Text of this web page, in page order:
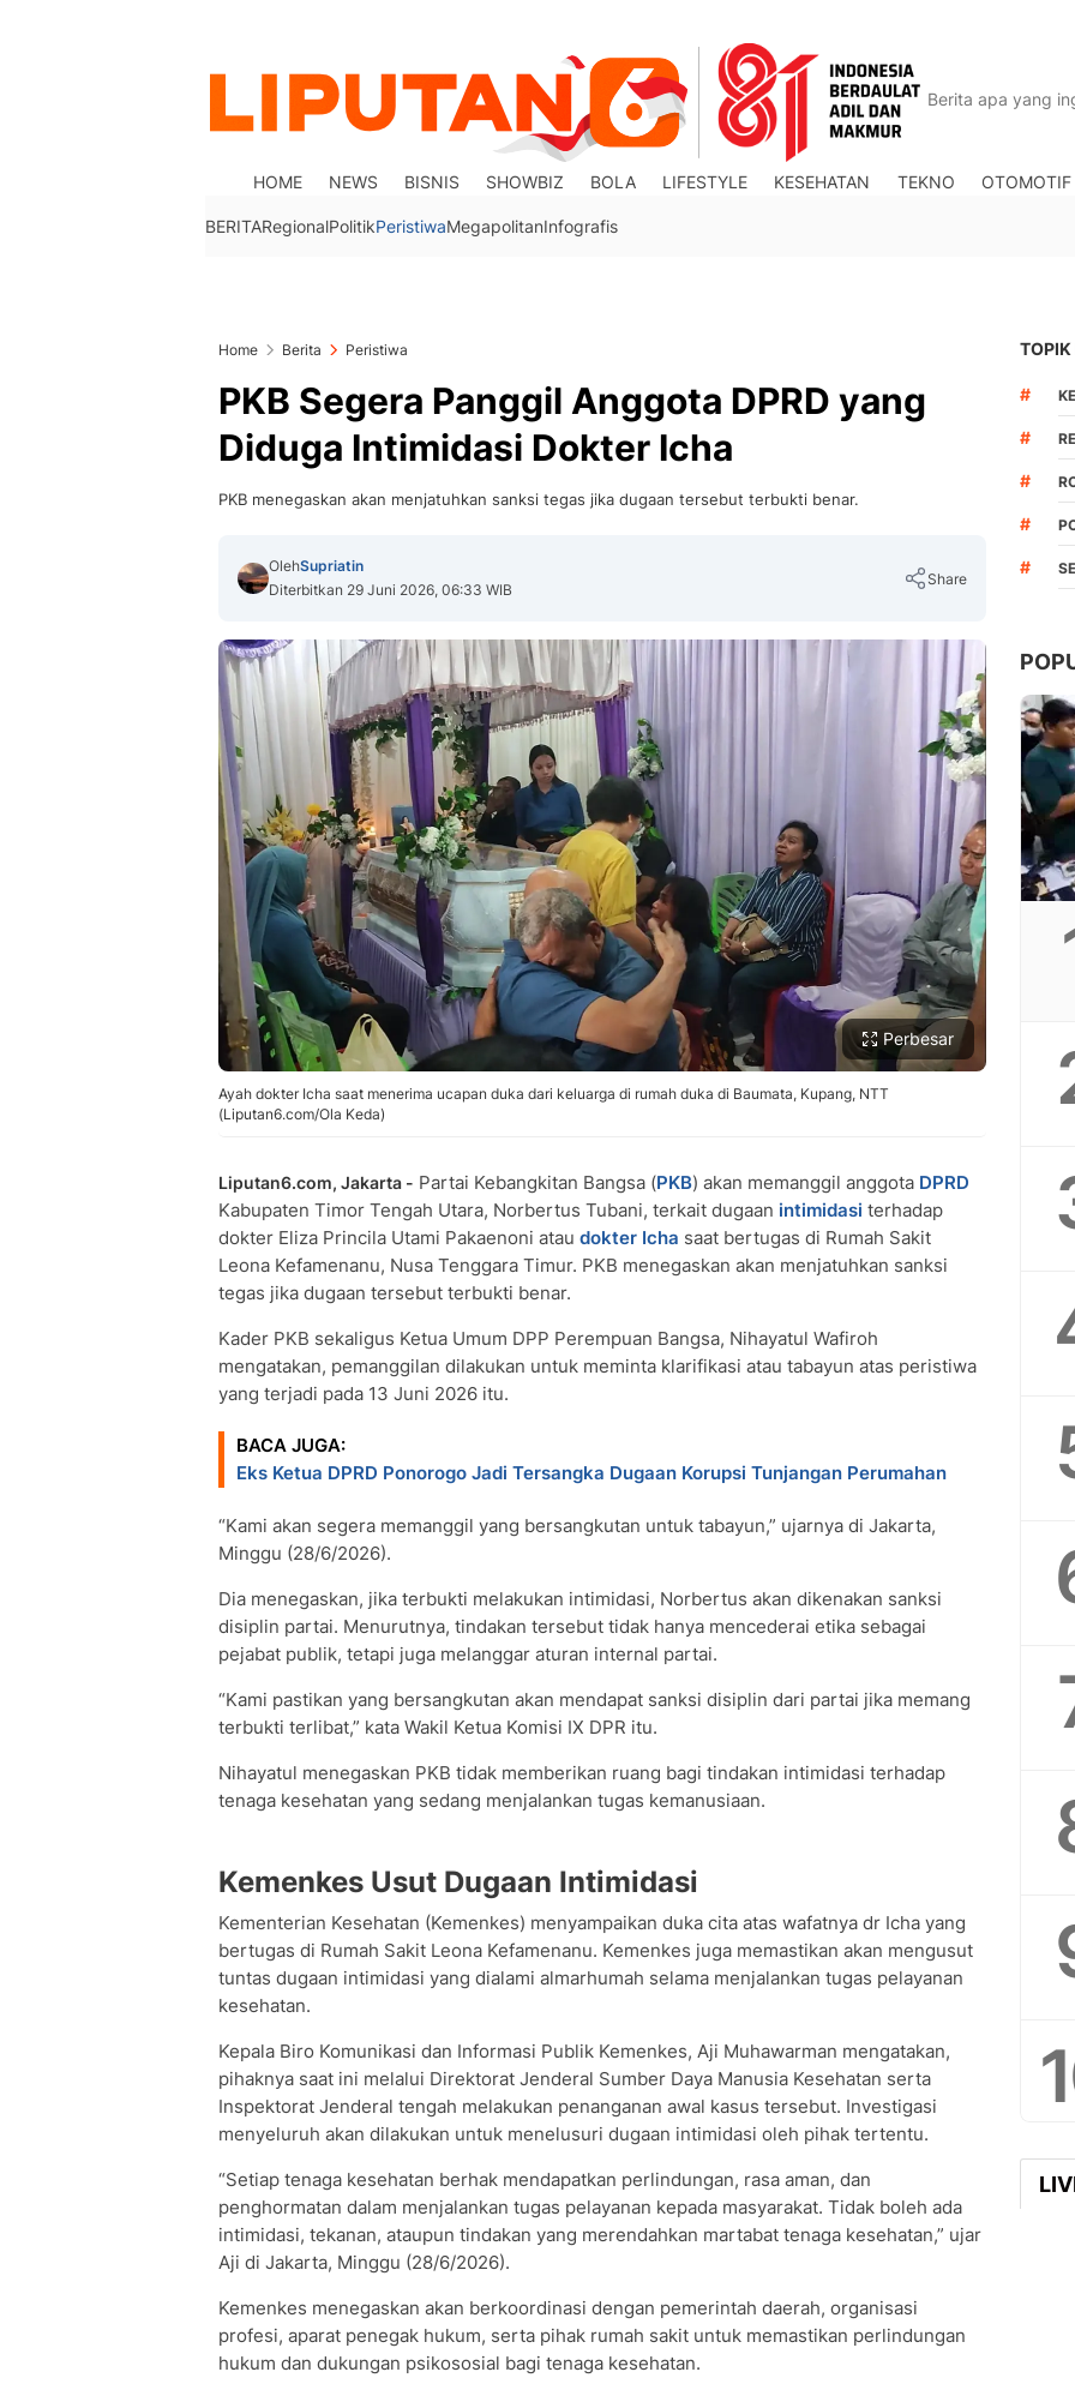
HOME NEWS BISNIS SHOWBIZ BOLA LIFESTYLE KESEHATAN TEKNO OTOMOTIF
BERITARegionalPolitikPeristiwaMegapolitanInfografis
Home Berita Peristiwa
PKB Segera Panggil Anggota DPRD yang
Diduga Intimidasi Dokter Icha
PKB menegaskan akan menjatuhkan sanksi tegas jika dugaan tersebut terbukti benar.
OlehSupriatin
Diterbitkan 29 Juni 2026, 06:33 WIB
Share
Copy Link
Perbesar
Ayah dokter Icha saat menerima ucapan duka dari keluarga di rumah duka di Baumata, Kupang, NTT
(Liputan6.com/Ola Keda)
Liputan6.com, Jakarta - Partai Kebangkitan Bangsa (PKB) akan memanggil anggota DPRD
Kabupaten Timor Tengah Utara, Norbertus Tubani, terkait dugaan intimidasi terhadap
dokter Eliza Princila Utami Pakaenoni atau dokter Icha saat bertugas di Rumah Sakit
Leona Kefamenanu, Nusa Tenggara Timur. PKB menegaskan akan menjatuhkan sanksi
tegas jika dugaan tersebut terbukti benar.
Kader PKB sekaligus Ketua Umum DPP Perempuan Bangsa, Nihayatul Wafiroh
mengatakan, pemanggilan dilakukan untuk meminta klarifikasi atau tabayun atas peristiwa
yang terjadi pada 13 Juni 2026 itu.
BACA JUGA:
Eks Ketua DPRD Ponorogo Jadi Tersangka Dugaan Korupsi Tunjangan Perumahan
“Kami akan segera memanggil yang bersangkutan untuk tabayun,” ujarnya di Jakarta,
Minggu (28/6/2026).
Dia menegaskan, jika terbukti melakukan intimidasi, Norbertus akan dikenakan sanksi
disiplin partai. Menurutnya, tindakan tersebut tidak hanya mencederai etika sebagai
pejabat publik, tetapi juga melanggar aturan internal partai.
“Kami pastikan yang bersangkutan akan mendapat sanksi disiplin dari partai jika memang
terbukti terlibat,” kata Wakil Ketua Komisi IX DPR itu.
Nihayatul menegaskan PKB tidak memberikan ruang bagi tindakan intimidasi terhadap
tenaga kesehatan yang sedang menjalankan tugas kemanusiaan.
Kemenkes Usut Dugaan Intimidasi
Kementerian Kesehatan (Kemenkes) menyampaikan duka cita atas wafatnya dr Icha yang
bertugas di Rumah Sakit Leona Kefamenanu. Kemenkes juga memastikan akan mengusut
tuntas dugaan intimidasi yang dialami almarhumah selama menjalankan tugas pelayanan
kesehatan.
Kepala Biro Komunikasi dan Informasi Publik Kemenkes, Aji Muhawarman mengatakan,
pihaknya saat ini melalui Direktorat Jenderal Sumber Daya Manusia Kesehatan serta
Inspektorat Jenderal tengah melakukan penanganan awal kasus tersebut. Investigasi
menyeluruh akan dilakukan untuk menelusuri dugaan intimidasi oleh pihak tertentu.
“Setiap tenaga kesehatan berhak mendapatkan perlindungan, rasa aman, dan
penghormatan dalam menjalankan tugas pelayanan kepada masyarakat. Tidak boleh ada
intimidasi, tekanan, ataupun tindakan yang merendahkan martabat tenaga kesehatan,” ujar
Aji di Jakarta, Minggu (28/6/2026).
Kemenkes menegaskan akan berkoordinasi dengan pemerintah daerah, organisasi
profesi, aparat penegak hukum, serta pihak rumah sakit untuk memastikan perlindungan
hukum dan dukungan psikososial bagi tenaga kesehatan.
TOPIK
#
#
#
#
#